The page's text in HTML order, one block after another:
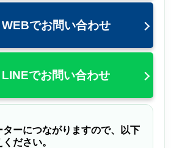
WEBでお問い合わせ
LINEでお問い合わせ
ターにつながりますので、以下
ださい。